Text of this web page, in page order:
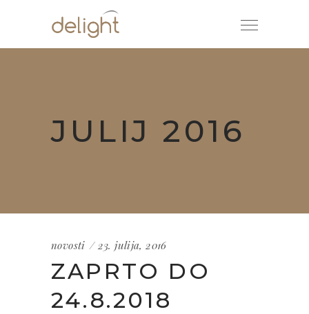
JULIJ 2016
novosti 23. julija, 2016
ZAPRTO DO
24.8.2018